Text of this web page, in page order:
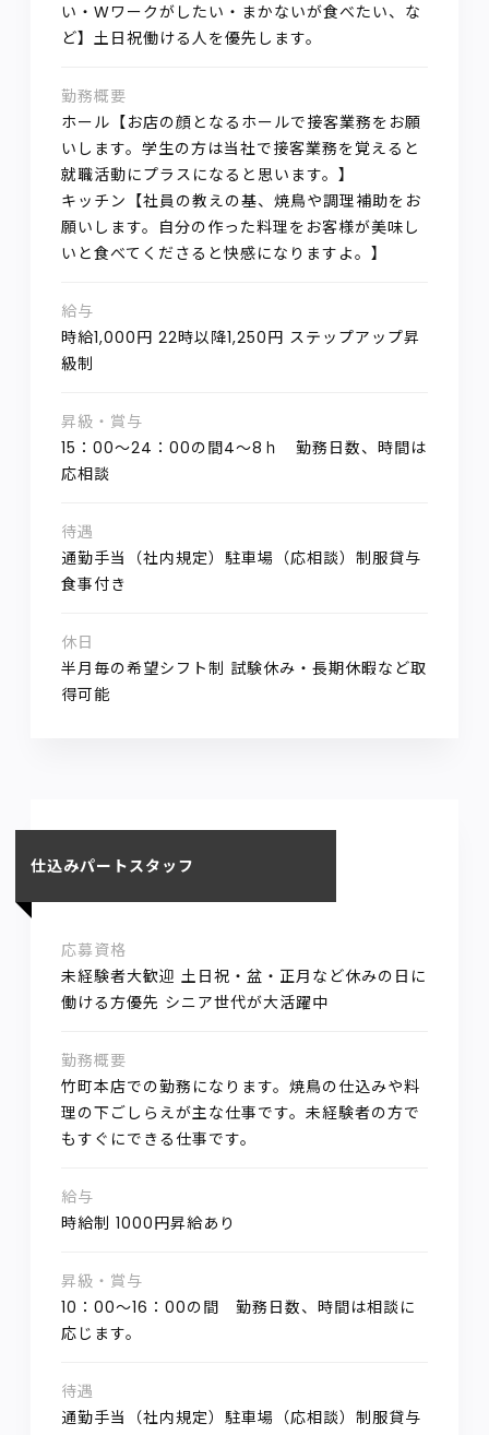
い・Wワークがしたい・まかないが食べたい、な
ど】土日祝働ける人を優先します。
勤務概要
ホール【お店の顔となるホールで接客業務をお願
いします。学生の方は当社で接客業務を覚えると
就職活動にプラスになると思います。】
キッチン【社員の教えの基、焼鳥や調理補助をお
願いします。自分の作った料理をお客様が美味し
いと食べてくださると快感になりますよ。】
給与
時給1,000円 22時以降1,250円 ステップアップ昇
級制
昇級・賞与
15：00～24：00の間4～8ｈ 勤務日数、時間は
応相談
待遇
通勤手当（社内規定）駐車場（応相談）制服貸与
食事付き
休日
半月毎の希望シフト制 試験休み・長期休暇など取
得可能
仕込みパートスタッフ
応募資格
未経験者大歓迎 土日祝・盆・正月など休みの日に
働ける方優先 シニア世代が大活躍中
勤務概要
竹町本店での勤務になります。焼鳥の仕込みや料
理の下ごしらえが主な仕事です。未経験者の方で
もすぐにできる仕事です。
給与
時給制 1000円昇給あり
昇級・賞与
10：00～16：00の間 勤務日数、時間は相談に
応じます。
待遇
通勤手当（社内規定）駐車場（応相談）制服貸与